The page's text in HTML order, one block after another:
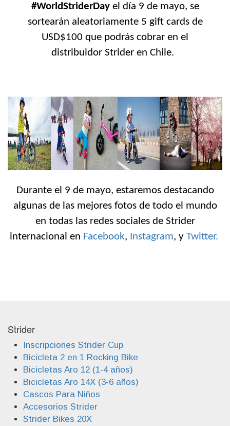
#WorldStriderDay el día 9 de mayo, se
sortearán aleatoriamente 5 gift cards de
USD$100 que podrás cobrar en el
distribuidor Strider en Chile.
Durante el 9 de mayo, estaremos destacando
algunas de las mejores fotos de todo el mundo
en todas las redes sociales de Strider
internacional en Facebook, Instagram, y Twitter.
Strider
Inscripciones Strider Cup
Bicicleta 2 en 1 Rocking Bike
Bicicletas Aro 12 (1-4 años)
Bicicletas Aro 14X (3-6 años)
Cascos Para Niños
Accesorios Strider
Strider Bikes 20X